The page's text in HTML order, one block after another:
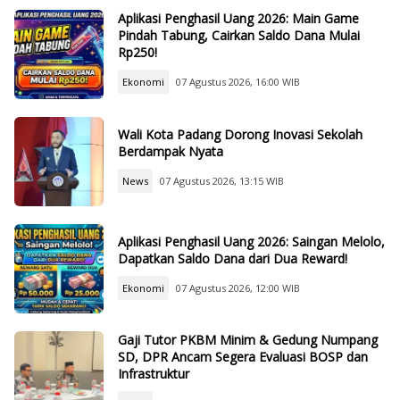
Aplikasi Penghasil Uang 2026: Main Game
Pindah Tabung, Cairkan Saldo Dana Mulai
Rp250!
Ekonomi 07 Agustus 2026, 16:00 WIB
Wali Kota Padang Dorong Inovasi Sekolah
Berdampak Nyata
News 07 Agustus 2026, 13:15 WIB
Aplikasi Penghasil Uang 2026: Saingan Melolo,
Dapatkan Saldo Dana dari Dua Reward!
Ekonomi 07 Agustus 2026, 12:00 WIB
Gaji Tutor PKBM Minim & Gedung Numpang
SD, DPR Ancam Segera Evaluasi BOSP dan
Infrastruktur